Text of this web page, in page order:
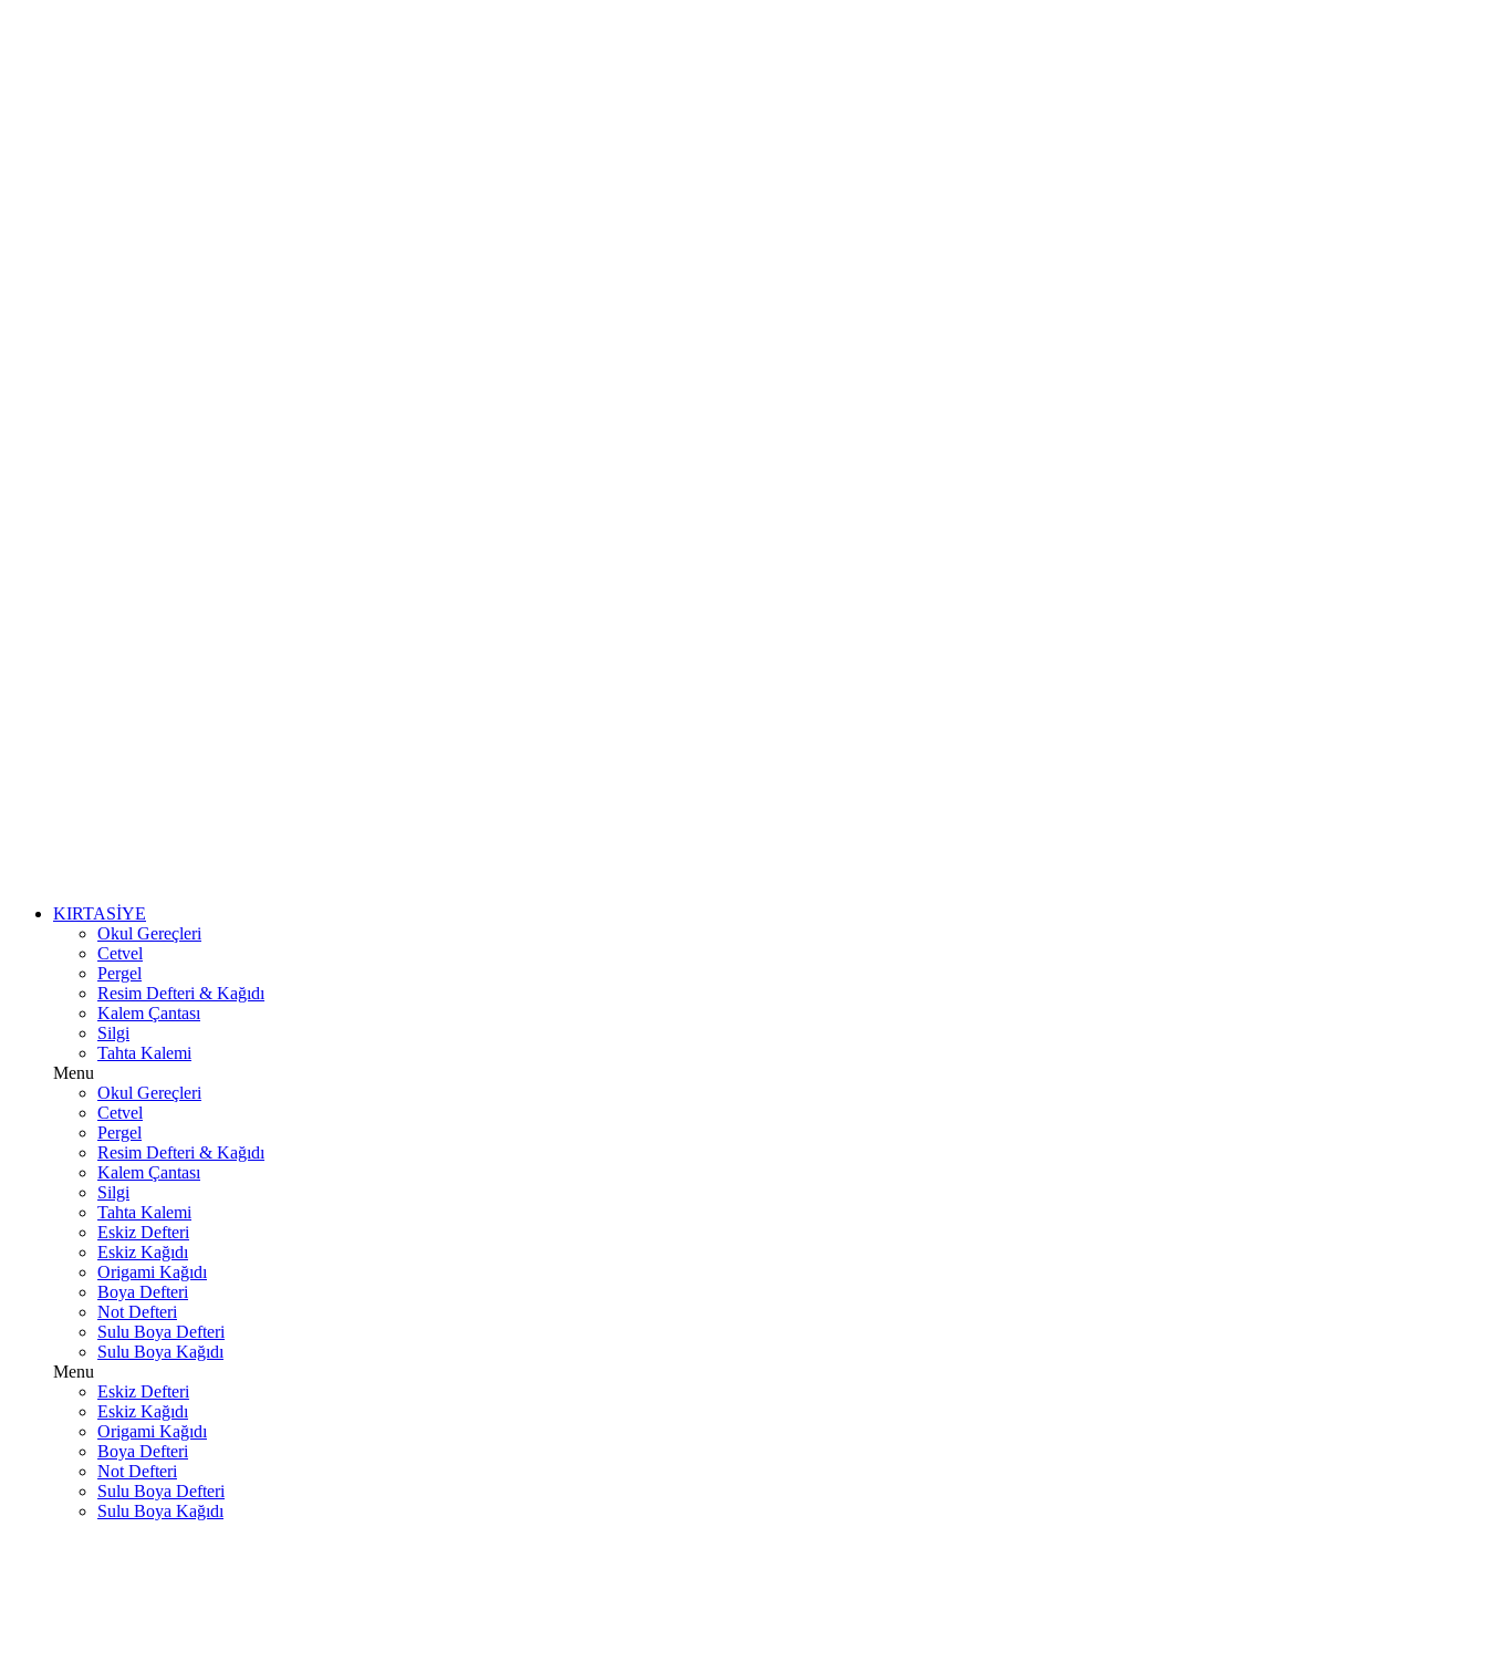
KIRTASİYE
Okul Gereçleri
Cetvel
Pergel
Resim Defteri & Kağıdı
Kalem Çantası
Silgi
Tahta Kalemi
Menu
Okul Gereçleri
Cetvel
Pergel
Resim Defteri & Kağıdı
Kalem Çantası
Silgi
Tahta Kalemi
Eskiz Defteri
Eskiz Kağıdı
Origami Kağıdı
Boya Defteri
Not Defteri
Sulu Boya Defteri
Sulu Boya Kağıdı
Menu
Eskiz Defteri
Eskiz Kağıdı
Origami Kağıdı
Boya Defteri
Not Defteri
Sulu Boya Defteri
Sulu Boya Kağıdı